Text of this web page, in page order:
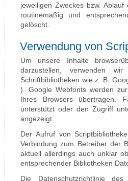
jeweiligen Zweckes bzw.
routinemäßig und
gelöscht.
Verwendung von
Um unsere Inhalte
darzustellen, verwenden
Schriftbibliotheken wie z. B.
). Google Webfonts werden
Ihres Browsers übertragen.
unterstützt oder den Zugriff
angezeigt.
Der Aufruf von
Verbindung zum Betreiber der
aktuell allerdings auch unklar
entsprechender Bibliotheken
Die Datenschutzrichtlinie